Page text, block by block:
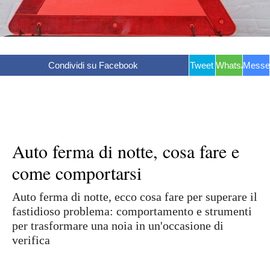
Condividi su Facebook Tweet WhatsApp
Auto ferma di notte, cosa fare e
come comportarsi
Auto ferma di notte, ecco cosa fare per superare il
fastidioso problema: comportamento e strumenti
per trasformare una noia in un'occasione di
verifica